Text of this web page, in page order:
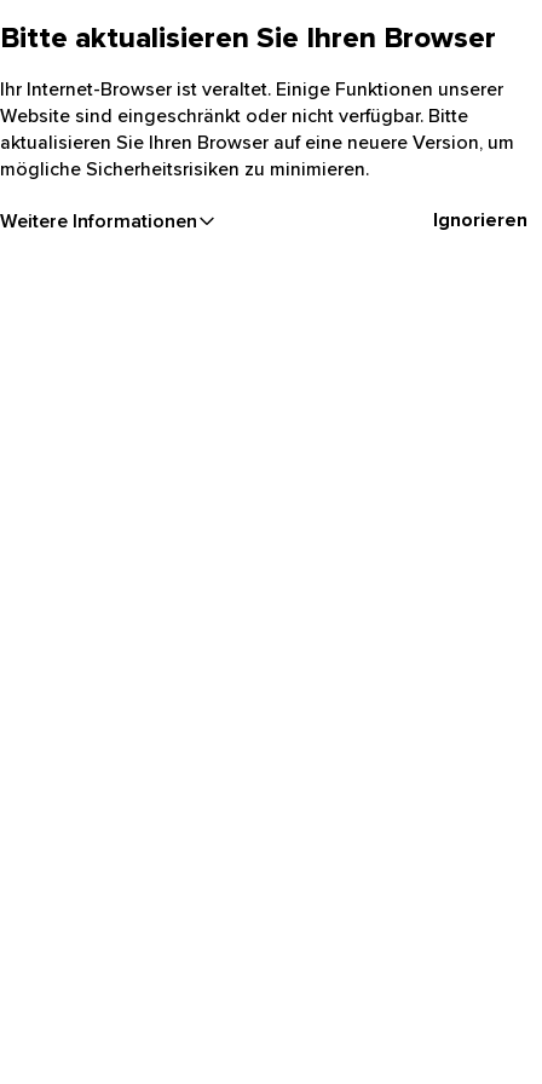
Bitte aktualisieren Sie Ihren Browser
Ihr Internet-Browser ist veraltet. Einige Funktionen unserer
Website sind eingeschränkt oder nicht verfügbar. Bitte
aktualisieren Sie Ihren Browser auf eine neuere Version, um
mögliche Sicherheitsrisiken zu minimieren.
Weitere Informationen Ignorieren